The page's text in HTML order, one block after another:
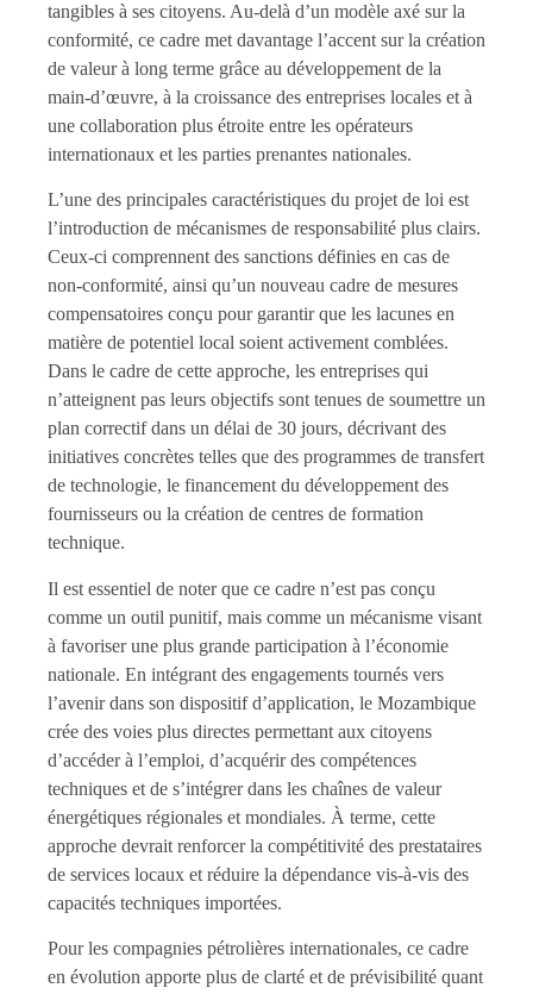
tangibles à ses citoyens. Au-delà d’un modèle axé sur la
conformité, ce cadre met davantage l’accent sur la création
de valeur à long terme grâce au développement de la
main-d’œuvre, à la croissance des entreprises locales et à
une collaboration plus étroite entre les opérateurs
internationaux et les parties prenantes nationales.
L’une des principales caractéristiques du projet de loi est
l’introduction de mécanismes de responsabilité plus clairs.
Ceux-ci comprennent des sanctions définies en cas de
non-conformité, ainsi qu’un nouveau cadre de mesures
compensatoires conçu pour garantir que les lacunes en
matière de potentiel local soient activement comblées.
Dans le cadre de cette approche, les entreprises qui
n’atteignent pas leurs objectifs sont tenues de soumettre un
plan correctif dans un délai de 30 jours, décrivant des
initiatives concrètes telles que des programmes de transfert
de technologie, le financement du développement des
fournisseurs ou la création de centres de formation
technique.
Il est essentiel de noter que ce cadre n’est pas conçu
comme un outil punitif, mais comme un mécanisme visant
à favoriser une plus grande participation à l’économie
nationale. En intégrant des engagements tournés vers
l’avenir dans son dispositif d’application, le Mozambique
crée des voies plus directes permettant aux citoyens
d’accéder à l’emploi, d’acquérir des compétences
techniques et de s’intégrer dans les chaînes de valeur
énergétiques régionales et mondiales. À terme, cette
approche devrait renforcer la compétitivité des prestataires
de services locaux et réduire la dépendance vis-à-vis des
capacités techniques importées.
Pour les compagnies pétrolières internationales, ce cadre
en évolution apporte plus de clarté et de prévisibilité quant